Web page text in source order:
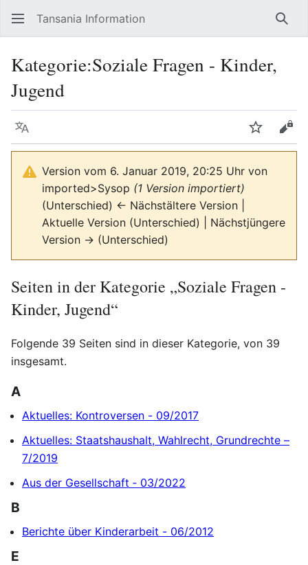
Tansania Information
Kategorie:Soziale Fragen - Kinder,
Jugend
Sprache
Version vom 6. Januar 2019, 20:25 Uhr von
imported>Sysop (1 Version importiert)
(Unterschied) ← Nächstältere Version |
Aktuelle Version (Unterschied) | Nächstjüngere
Version → (Unterschied)
Seiten in der Kategorie „Soziale Fragen -
Kinder, Jugend“
Folgende 39 Seiten sind in dieser Kategorie, von 39
insgesamt.
A
Aktuelles: Kontroversen - 09/2017
Aktuelles: Staatshaushalt, Wahlrecht, Grundrechte –
7/2019
Aus der Gesellschaft ‐ 03/2022
B
Berichte über Kinderarbeit - 06/2012
E